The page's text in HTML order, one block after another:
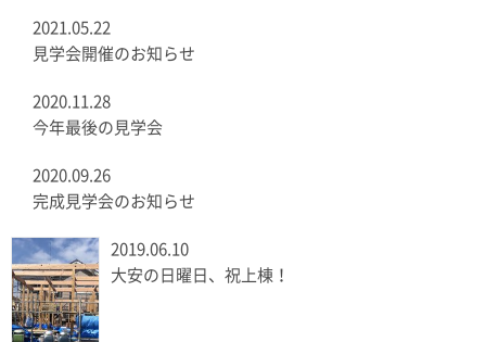
2021.05.22
見学会開催のお知らせ
2020.11.28
今年最後の見学会
2020.09.26
完成見学会のお知らせ
2019.06.10
大安の日曜日、祝上棟！